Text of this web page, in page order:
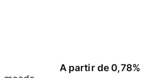
A partir de 0,78%